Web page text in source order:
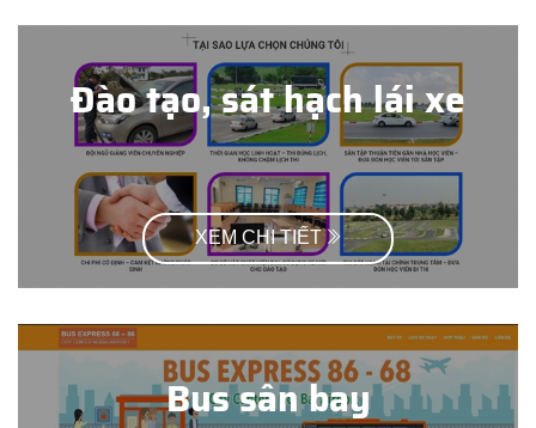
Đào tạo, sát hạch lái xe
XEM CHI TIẾT
Bus sân bay